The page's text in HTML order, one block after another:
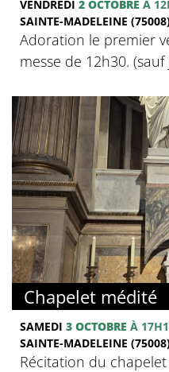
VENDREDI 2 OCTOBRE À
SAINTE-MADELEINE
Adoration le premier
messe de 12h30.
Chapelet médité
SAMEDI 3 OCTOBRE À
SAINTE-MADELEINE
Récitation du